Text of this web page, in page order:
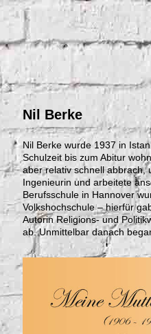
Nil Berke
Nil Berke wurde 1937 in
Schulzeit bis zum Abitur
aber relativ schnell abbrach,
Ingenieurin und arbeitete
Berufsschule in Hannover
Volkshochschule – hierfür
Autorin Religions- und
ab. Unmittelbar danach